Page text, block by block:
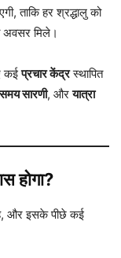
ताकि हर श्रद्धालु को
अवसर मिले।
कईप्रचार केंद्रस्थापित
समय सारणी, औरयात्रा
होगा?
और इसके पीछे कई